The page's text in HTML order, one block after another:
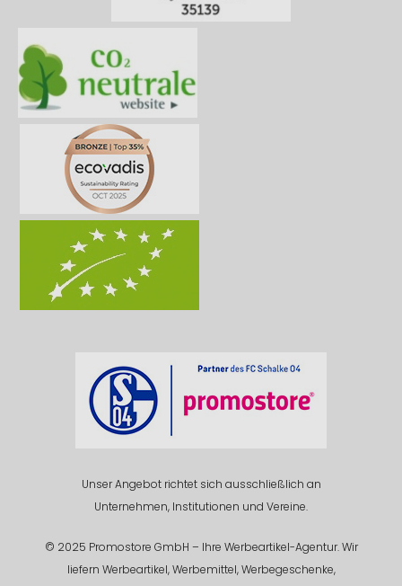
Unser Angebot richtet sich ausschließlich an
Unternehmen, Institutionen und Vereine.
© 2025 Promostore GmbH – Ihre Werbeartikel-Agentur. Wir
liefern Werbeartikel, Werbemittel, Werbegeschenke,